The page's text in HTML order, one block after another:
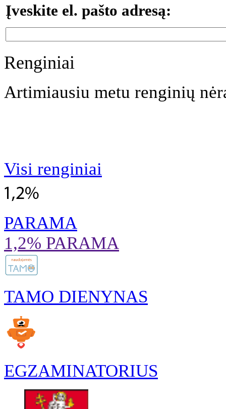
Įveskite el. pašto adresą:
Renginiai
Artimiausiu metu renginių
Visi renginiai
PARAMA
1,2% PARAMA
TAMO DIENYNAS
EGZAMINATORIUS